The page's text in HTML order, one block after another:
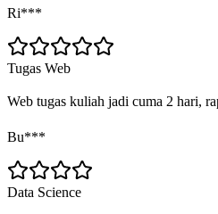
Ri***
Tugas Web
Web tugas kuliah jadi cuma 2 hari,
Bu***
Data Science